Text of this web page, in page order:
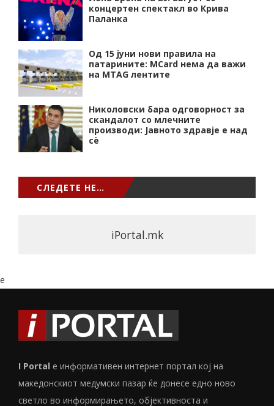
концертен спектакл во Крива
Паланка
Од 15 јуни нови правила на
патарините: MCard нема да важи
на MTAG лентите
Николовски бара одговорност за
скандалот со млечните
производи: Јавното здравје е над
сѐ
СЛЕДЕТЕ НЕ…
iPortal.mk
e
I Portal е информативен интернет портал кој на
македонскиот медумски пазар ќе донесе едно ново
светло во информирањето, објективноста и